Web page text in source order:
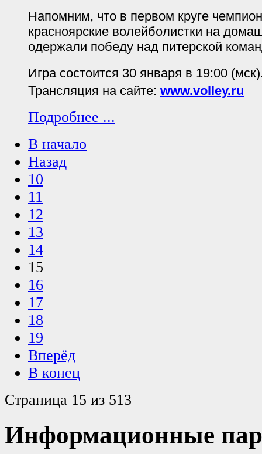
Напомним, что в первом круге
красноярские волейболистки на
одержали победу над питерской
Игра состоится 30 января в 19:00
Трансляция на сайте: www.volley.ru
Подробнее ...
В начало
Назад
10
11
12
13
14
15
16
17
18
19
Вперёд
В конец
Страница 15 из 513
Информационные